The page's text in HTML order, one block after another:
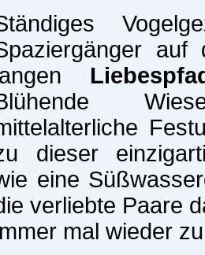
auf
dieser
eine
verliebte Paare
mal wieder